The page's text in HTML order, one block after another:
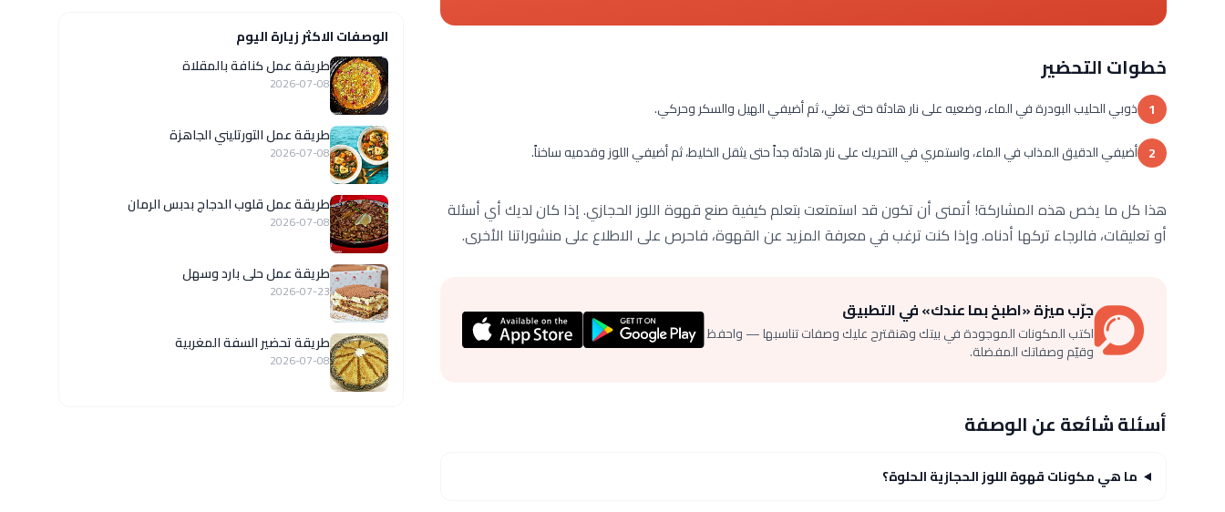
خطوات التحضير
1 ذوبي الحليب البودرة في الماء، وضعيه على نار هادئة حتى تغلي، ثم أضيفي الهيل والسكر وحركي.
2 أضيفي الدقيق المذاب في الماء، واستمري في التحريك على نار هادئة جداً حتى يثقل الخليط، ثم أضيفي اللوز وقدميه ساخناً.
هذا كل ما يخص هذه المشاركة! أتمنى أن تكون قد استمتعت بتعلم كيفية صنع قهوة اللوز الحجازي. إذا كان لديك أي أسئلة
أو تعليقات، فالرجاء تركها أدناه. وإذا كنت ترغب في معرفة المزيد عن القهوة، فاحرص على الاطلاع على منشوراتنا الأخرى.
جرّب ميزة «اطبخ بما عندك» في التطبيق
اكتب المكونات الموجودة في بيتك وهنقترح عليك وصفات تناسبها — واحفظ
وقيّم وصفاتك المفضلة.
أسئلة شائعة عن الوصفة
ما هي مكونات قهوة اللوز الحجازية الحلوة؟
الوصفات الاكثر زيارة اليوم
طريقة عمل كنافة بالمقلاة
2026-07-08
طريقة عمل التورتليني الجاهزة
2026-07-08
طريقة عمل قلوب الدجاج بدبس الرمان
2026-07-08
طريقة عمل حلى بارد وسهل
2026-07-23
طريقة تحضير السفة المغربية
2026-07-08